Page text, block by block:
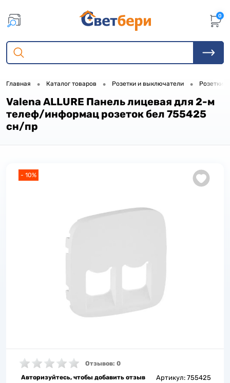
0
Главная • Каталог товаров • Розетки и выключатели • Розетки,
Valena ALLURE Панель лицевая для 2-м
телеф/информац розеток бел 755425
сн/пр
- 10%
Отзывов: 0
Авторизуйтесь, чтобы добавить отзыв
Артикул: 755425